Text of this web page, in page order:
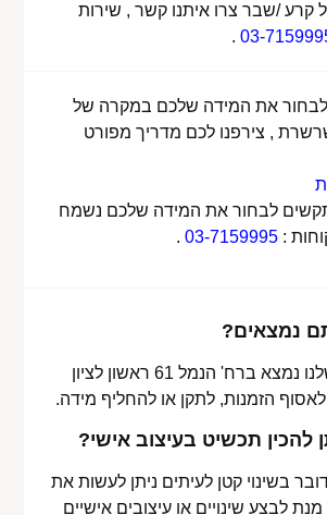
קרע /שבר צרו איתנו קשר , שירות
03-
.
לבחור את המידה שלכם במקרה של
, צירפנו לכם מדריך מפורט
לבחור את המידה שלכם נשמח
:
03-7159995
.
נמצאים?
הסטודיו שלנו נמצא ברח' הנמל 61 ראשון לציון
לאסוף הזמנות, לתקן או להחליף מידה.
להכין תכשיט בעיצוב אישי?
בשינוי קטן לעיתים ניתן לעשות את
מנת לבצע שינויים או עיצובים אישיים